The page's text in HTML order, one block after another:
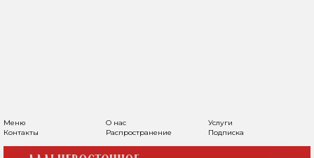
Меню О нас
Услуги
Контакты
Распространение Подписка